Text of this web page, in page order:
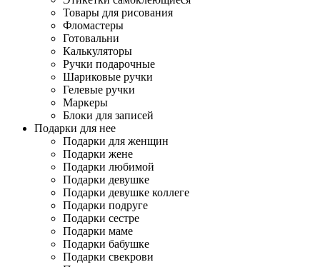
Товары для рисования
Фломастеры
Готовальни
Калькуляторы
Ручки подарочные
Шариковые ручки
Гелевые ручки
Маркеры
Блоки для записей
Подарки для нее
Подарки для женщин
Подарки жене
Подарки любимой
Подарки девушке
Подарки девушке коллеге
Подарки подруге
Подарки сестре
Подарки маме
Подарки бабушке
Подарки свекрови